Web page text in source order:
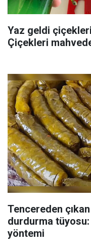
Yaz geldi
Çiçekleri
Tencereden çıkan
durdurma
yöntemi